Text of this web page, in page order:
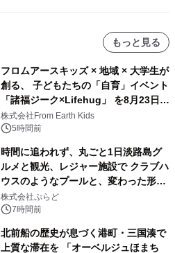
もっと見る
フロムアースキッズ × 地域 × 大学生が
創る、 子どもたちの「自育」イベント
「諸福ジーク×Lifehug」 を8月23日
(日)開催
株式会社From Earth Kids
5時間前
時間に追われず、丸ごと1日淡路島グ
ルメと観光、レジャー施設で クラブハ
ウスのようなプールと、変わった形の
サウナも 「THE BOXY AWAJI」のお
得な素泊まり連泊プランで
株式会社ぷらど
7時間前
北前船の歴史が息づく港町・三国湊で
上質な滞在を 「オーベルジュほまち